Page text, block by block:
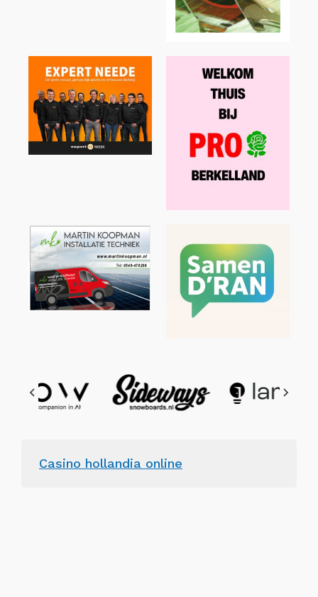
Casino hollandia online